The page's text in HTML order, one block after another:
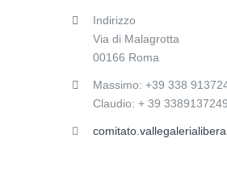
Indirizzo
Via di Malagrotta
00166 Roma
Massimo: +39 338
Claudio: + 39 3389137249